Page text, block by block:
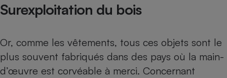
Surexploitation du bois
Or, comme les vêtements, tous ces objets sont le
plus souvent fabriqués dans des pays où la main-
d’œuvre est corvéable à merci. Concernant